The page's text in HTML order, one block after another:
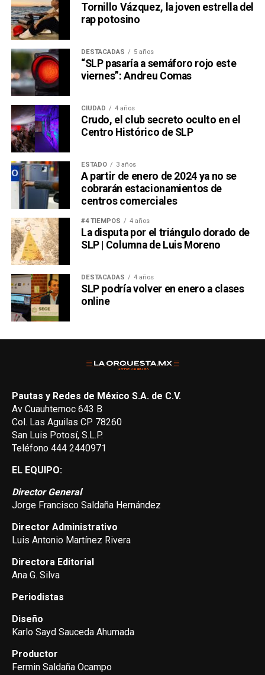
Tornillo Vázquez, la joven estrella del
rap potosino
DESTACADAS 5 años
“SLP pasaría a semáforo rojo este
viernes”: Andreu Comas
CIUDAD 4 años
Crudo, el club secreto oculto en el
Centro Histórico de SLP
ESTADO 3 años
A partir de enero de 2024 ya no se
cobrarán estacionamientos de
centros comerciales
#4 TIEMPOS 4 años
La disputa por el triángulo dorado de
SLP | Columna de Luis Moreno
DESTACADAS 4 años
SLP podría volver en enero a clases
online
Pautas y Redes de México S.A. de C.V.
Av Cuauhtemoc 643 B
Col. Las Aguilas CP 78260
San Luis Potosí, S.L.P.
Teléfono 444 2440971
EL EQUIPO:
Director General
Jorge Francisco Saldaña Hernández
Director Administrativo
Luis Antonio Martínez Rivera
Directora Editorial
Ana G. Silva
Periodistas
Diseño
Karlo Sayd Sauceda Ahumada
Productor
Fermin Saldaña Ocampo